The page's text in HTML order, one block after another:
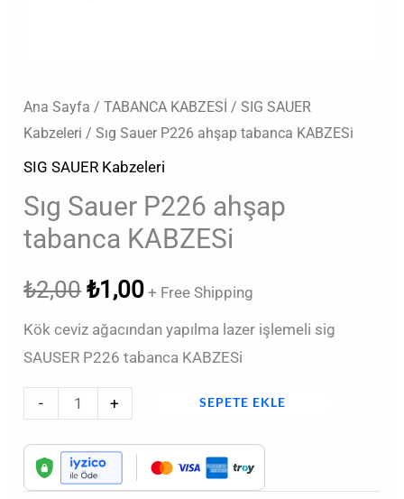
Ana Sayfa /TABANCA KABZESİ /SIG SAUER
Kabzeleri / Sıg Sauer P226 ahşap tabanca KABZESi
SIG SAUER Kabzeleri
Sıg Sauer P226 ahşap
tabanca KABZESi
₺2,00 ₺1,00 + Free Shipping
Kök ceviz ağacından yapılma lazer işlemeli sig
SAUSER P226 tabanca KABZESi
- + SEPETE EKLE